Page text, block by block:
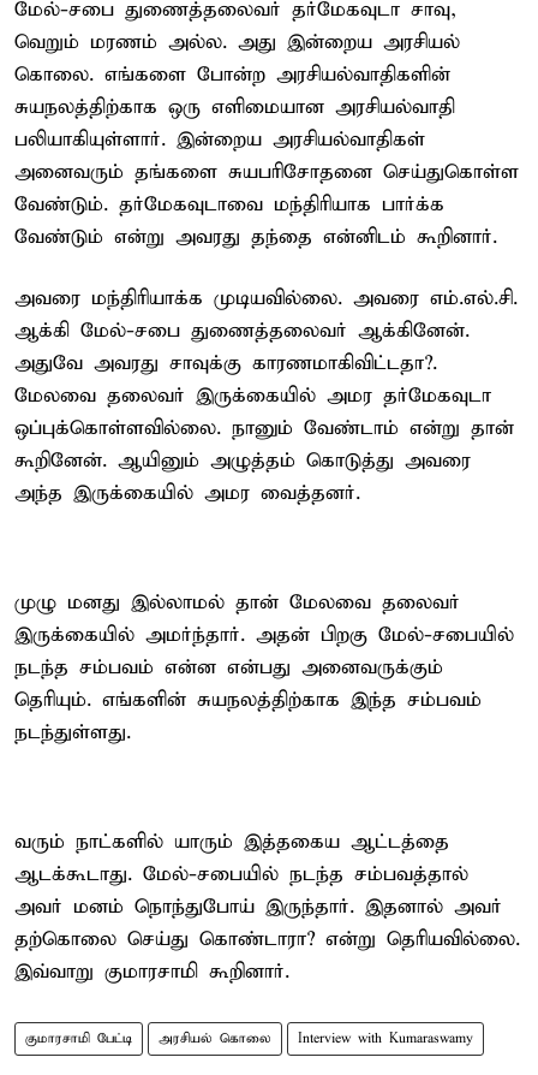
மேல்-சபை துணைத்தலைவர் தர்மேகவுடா சாவு,
வெறும் மரணம் அல்ல. அது இன்றைய அரசியல்
கொலை. எங்களை போன்ற அரசியல்வாதிகளின்
சுயநலத்திற்காக ஒரு எளிமையான அரசியல்வாதி
பலியாகியுள்ளார். இன்றைய அரசியல்வாதிகள்
அனைவரும் தங்களை சுயபரிசோதனை செய்துகொள்ள
வேண்டும். தர்மேகவுடாவை மந்திரியாக பார்க்க
வேண்டும் என்று அவரது தந்தை என்னிடம் கூறினார்.
அவரை மந்திரியாக்க முடியவில்லை. அவரை எம்.எல்.சி.
ஆக்கி மேல்-சபை துணைத்தலைவர் ஆக்கினேன்.
அதுவே அவரது சாவுக்கு காரணமாகிவிட்டதா?.
மேலவை தலைவர் இருக்கையில் அமர தர்மேகவுடா
ஒப்புக்கொள்ளவில்லை. நானும் வேண்டாம் என்று தான்
கூறினேன். ஆயினும் அழுத்தம் கொடுத்து அவரை
அந்த இருக்கையில் அமர வைத்தனர்.
முழு மனது இல்லாமல் தான் மேலவை தலைவர்
இருக்கையில் அமர்ந்தார். அதன் பிறகு மேல்-சபையில்
நடந்த சம்பவம் என்ன என்பது அனைவருக்கும்
தெரியும். எங்களின் சுயநலத்திற்காக இந்த சம்பவம்
நடந்துள்ளது.
வரும் நாட்களில் யாரும் இத்தகைய ஆட்டத்தை
ஆடக்கூடாது. மேல்-சபையில் நடந்த சம்பவத்தால்
அவர் மனம் நொந்துபோய் இருந்தார். இதனால் அவர்
தற்கொலை செய்து கொண்டாரா? என்று தெரியவில்லை.
இவ்வாறு குமாரசாமி கூறினார்.
குமாரசாமி பேட்டி அரசியல் கொலை Interview with Kumaraswamy